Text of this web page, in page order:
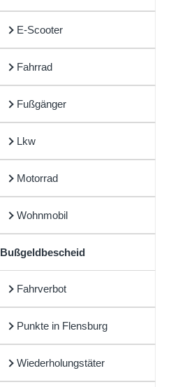
E-Scooter
Fahrrad
Fußgänger
Lkw
Motorrad
Wohnmobil
Bußgeldbescheid
Fahrverbot
Punkte in Flensburg
Wiederholungstäter